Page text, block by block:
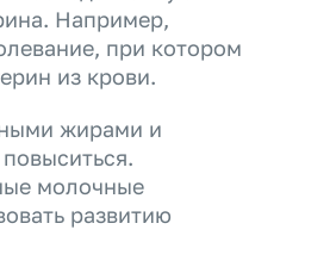
Например,
при котором
из крови.
жирами и
молочные
развитию